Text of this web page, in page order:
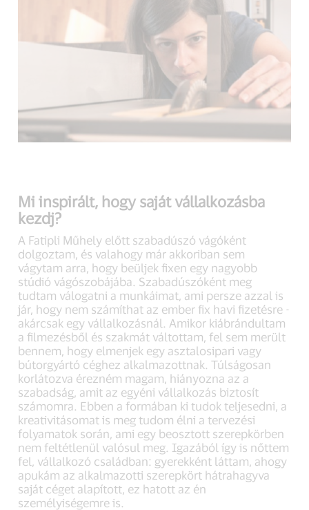
window).
open
new
window).
new
window).
Mi inspirált, hogy saját vállalkozásba
kezdj?
A Fatipli Műhely előtt szabadúszó vágóként
dolgoztam, és valahogy már akkoriban sem
vágytam arra, hogy beüljek fixen egy nagyobb
stúdió vágószobájába. Szabadúszóként meg
tudtam válogatni a munkáimat, ami persze azzal is
jár, hogy nem számíthat az ember fix havi fizetésre -
akárcsak egy vállalkozásnál. Amikor kiábrándultam
a filmezésből és szakmát váltottam, fel sem merült
bennem, hogy elmenjek egy asztalosipari vagy
bútorgyártó céghez alkalmazottnak. Túlságosan
korlátozva érezném magam, hiányozna az a
szabadság, amit az egyéni vállalkozás biztosít
számomra. Ebben a formában ki tudok teljesedni, a
kreativitásomat is meg tudom élni a tervezési
folyamatok során, ami egy beosztott szerepkörben
nem feltétlenül valósul meg. Igazából így is nőttem
fel, vállalkozó családban: gyerekként láttam, ahogy
apukám az alkalmazotti szerepkört hátrahagyva
saját céget alapított, ez hatott az én
személyiségemre is.